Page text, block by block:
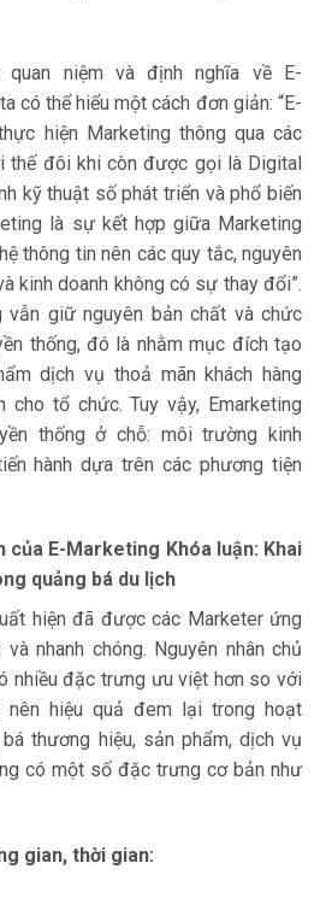
niệm và định nghĩa về E-
có thể hiểu một cách đơn giản: “E-
hiện Marketing thông qua các
thế đôi khi còn được gọi là Digital
kỹ thuật số phát triển và phổ biến
là sự kết hợp giữa Marketing
thông tin nên các quy tắc, nguyên
kinh doanh không có sự thay đổi”.
vẫn giữ nguyên bản chất và chức
thống, đó là nhằm mục đích tạo
dịch vụ thoả mãn khách hàng
cho tổ chức. Tuy vậy, Emarketing
thống ở chỗ: môi trường kinh
hành dựa trên các phương tiện
của E-Marketing Khóa luận: Khai
quảng bá du lịch
hiện đã được các Marketer ứng
nhanh chóng. Nguyên nhân chủ
nhiều đặc trưng ưu việt hơn so với
nên hiệu quả đem lại trong hoạt
thương hiệu, sản phẩm, dịch vụ
có một số đặc trưng cơ bản như
gian, thời gian: